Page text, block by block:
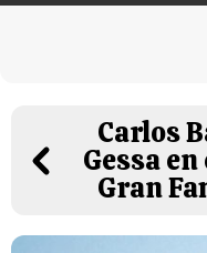
Carlos
Gessa
Gran